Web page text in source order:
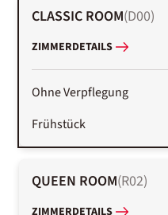
CLASSIC ROOM(D00)
ZIMMERDETAILS
Ohne Verpflegung
Frühstück
QUEEN ROOM(R02)